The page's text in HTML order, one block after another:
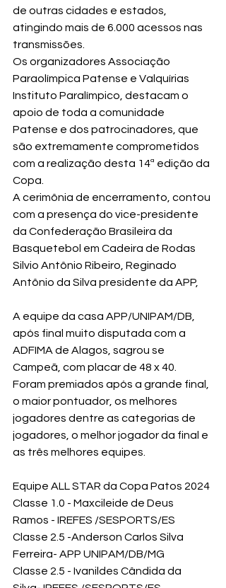
de outras cidades e estados,
atingindo mais de 6.000 acessos nas
transmissões.
Os organizadores Associação
Paraolímpica Patense e Valquírias
Instituto Paralímpico, destacam o
apoio de toda a comunidade
Patense e dos patrocinadores, que
são extremamente comprometidos
com a realização desta 14ª edição da
Copa.
A cerimônia de encerramento, contou
com a presença do vice-presidente
da Confederação Brasileira da
Basquetebol em Cadeira de Rodas
Silvio Antônio Ribeiro, Reginado
Antônio da Silva presidente da APP,
A equipe da casa APP/UNIPAM/DB,
após final muito disputada com a
ADFIMA de Alagos, sagrou se
Campeã, com placar de 48 x 40.
Foram premiados após a grande final,
o maior pontuador, os melhores
jogadores dentre as categorias de
jogadores, o melhor jogador da final e
as três melhores equipes.
Equipe ALL STAR da Copa Patos 2024
Classe 1.0 - Maxcileide de Deus
Ramos - IREFES /SESPORTS/ES
Classe 2.5 -Anderson Carlos Silva
Ferreira- APP UNIPAM/DB/MG
Classe 2.5 - Ivanildes Cândida da